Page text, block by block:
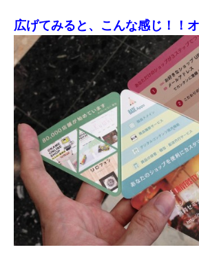
広げてみると、こんな感じ！！